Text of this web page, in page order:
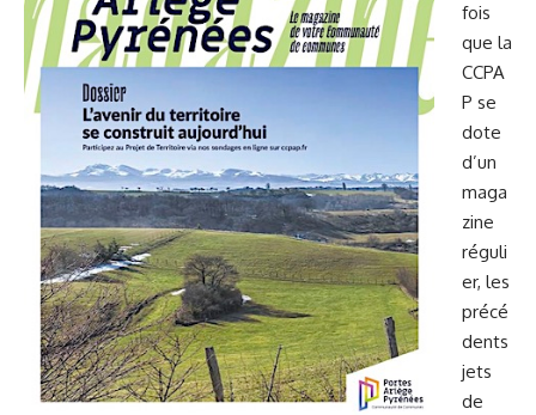
fois
que la
CCPA
P se
dote
d’un
maga
zine
réguli
er, les
précé
dents
jets
de